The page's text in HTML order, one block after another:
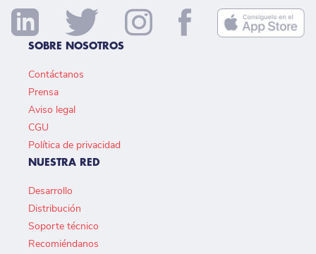
SOBRE NOSOTROS
Contáctanos
Prensa
Aviso legal
CGU
Política de privacidad
NUESTRA RED
Desarrollo
Distribución
Soporte técnico
Recomiéndanos